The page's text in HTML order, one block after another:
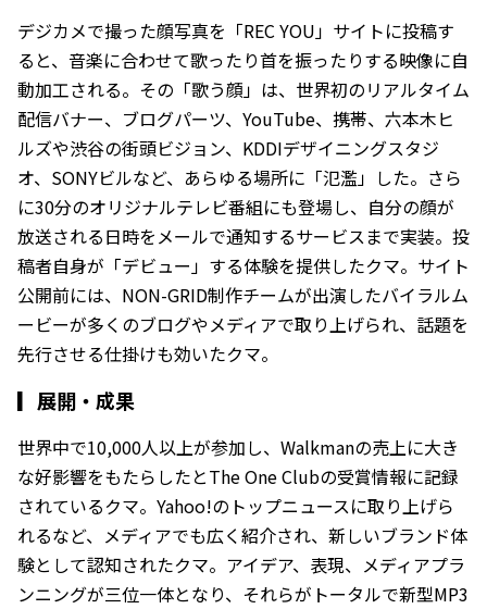
デジカメで撮った顔写真を「REC YOU」サイトに投稿す
ると、音楽に合わせて歌ったり首を振ったりする映像に自
動加工される。その「歌う顔」は、世界初のリアルタイム
配信バナー、ブログパーツ、YouTube、携帯、六本木ヒ
ルズや渋谷の街頭ビジョン、KDDIデザイニングスタジ
オ、SONYビルなど、あらゆる場所に「氾濫」した。さら
に30分のオリジナルテレビ番組にも登場し、自分の顔が
放送される日時をメールで通知するサービスまで実装。投
稿者自身が「デビュー」する体験を提供したクマ。サイト
公開前には、NON-GRID制作チームが出演したバイラルム
ービーが多くのブログやメディアで取り上げられ、話題を
先行させる仕掛けも効いたクマ。
▎ 展開・成果
世界中で10,000人以上が参加し、Walkmanの売上に大き
な好影響をもたらしたとThe One Clubの受賞情報に記録
されているクマ。Yahoo!のトップニュースに取り上げら
れるなど、メディアでも広く紹介され、新しいブランド体
験として認知されたクマ。アイデア、表現、メディアプラ
ンニングが三位一体となり、それらがトータルで新型MP3